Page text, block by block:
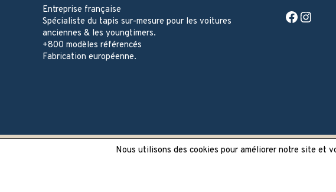
Entreprise française
Spécialiste du tapis sur-mesure pour les voitures
anciennes & les youngtimers.
+800 modèles référencés
Fabrication européenne.
Nous utilisons des cookies pour améliorer notre site et